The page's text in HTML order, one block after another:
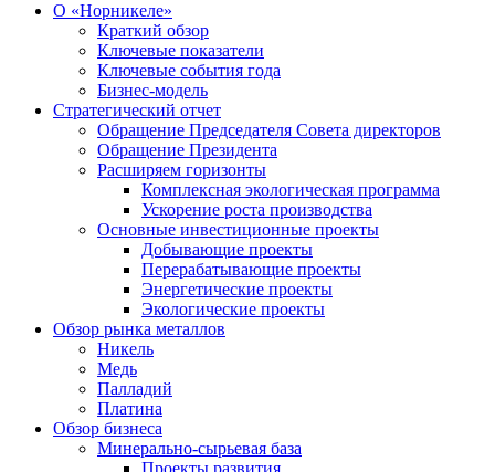
О «Норникеле»
Краткий обзор
Ключевые показатели
Ключевые события года
Бизнес-модель
Стратегический отчет
Обращение Председателя Совета директоров
Обращение Президента
Расширяем горизонты
Комплексная экологическая программа
Ускорение роста производства
Основные инвестиционные проекты
Добывающие проекты
Перерабатывающие проекты
Энергетические проекты
Экологические проекты
Обзор рынка металлов
Никель
Медь
Палладий
Платина
Обзор бизнеса
Минерально-сырьевая база
Проекты развития